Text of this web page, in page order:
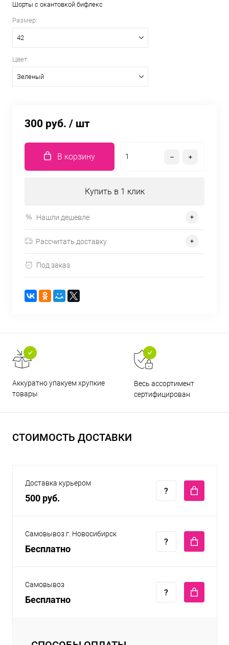
Шорты с окантовкой бифлекс
Размер:
42
Цвет:
Зеленый
300 руб. / шт
В корзину
Купить в 1 клик
Нашли дешевле
Рассчитать доставку
Под заказ
Аккуратно упакуем хрупкие
товары
Весь ассортимент
сертифицирован
СТОИМОСТЬ ДОСТАВКИ
Доставка курьером
500 руб.
Самовывоз г. Новосибирск
Бесплатно
Самовывоз
Бесплатно